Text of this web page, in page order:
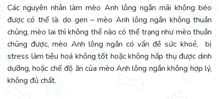
Các nguyên nhân làm mèo Anh lông ngắn mãi không béo
được có thể là: do gen – mèo Anh lông ngắn không thuần
chủng, mèo lai thì không thể nào có thể trạng như mèo thuần
chủng được, mèo Anh lông ngắn có vấn đề sức khoẻ, bị
stress làm tiêu hoá không tốt hoặc không hấp thụ được dinh
dưỡng, hoặc chế độ ăn của mèo Anh lông ngắn không hợp lý,
không đủ chất.